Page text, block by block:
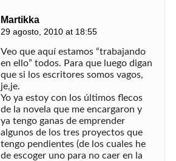
Martikka
29 agosto, 2010 at 18:55
Veo que aquí estamos “trabajando
en ello” todos. Para que luego digan
que si los escritores somos vagos,
je,je.
Yo ya estoy con los últimos flecos
de la novela que me encargaron y
ya tengo ganas de emprender
algunos de los tres proyectos que
tengo pendientes (de los cuales he
de escoger uno para no caer en la